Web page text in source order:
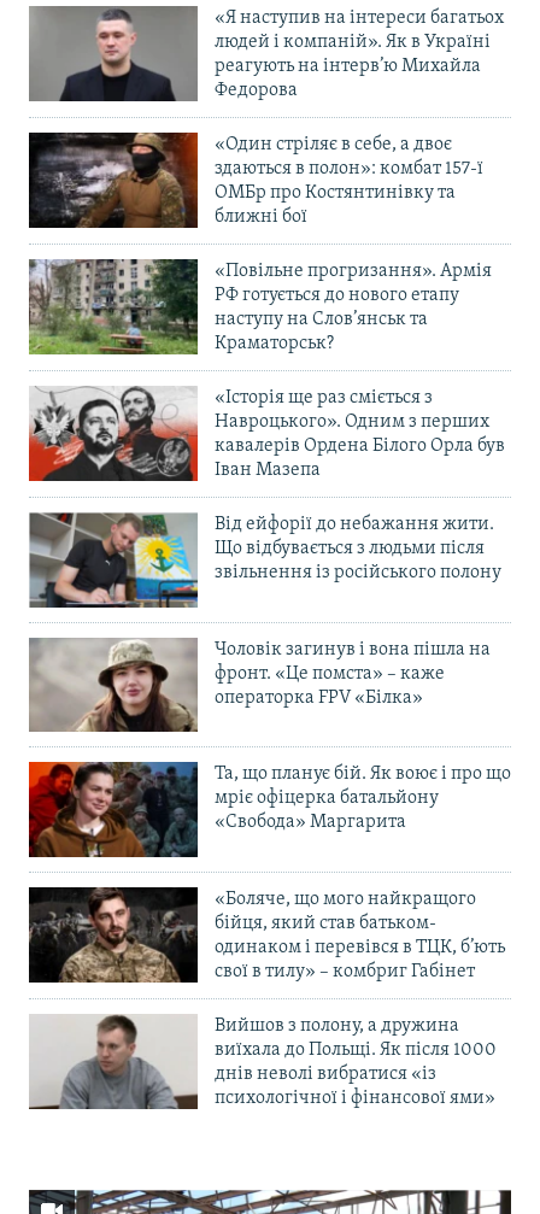
«Я наступив на інтереси багатьох
людей і компаній». Як в Україні
реагують на інтерв’ю Михайла
Федорова
«Один стріляє в себе, а двоє
здаються в полон»: комбат 157-ї
ОМБр про Костянтинівку та
ближні бої
«Повільне прогризання». Армія
РФ готується до нового етапу
наступу на Слов’янськ та
Краматорськ?
«Історія ще раз сміється з
Навроцького». Одним з перших
кавалерів Ордена Білого Орла був
Іван Мазепа
Від ейфорії до небажання жити.
Що відбувається з людьми після
звільнення із російського полону
Чоловік загинув і вона пішла на
фронт. «Це помста» – каже
операторка FPV «Білка»
Та, що планує бій. Як воює і про що
мріє офіцерка батальйону
«Свобода» Маргарита
«Боляче, що мого найкращого
бійця, який став батьком-
одинаком і перевівся в ТЦК, б’ють
свої в тилу» – комбриг Габінет
Вийшов з полону, а дружина
виїхала до Польщі. Як після 1000
днів неволі вибратися «із
психологічної і фінансової ями»